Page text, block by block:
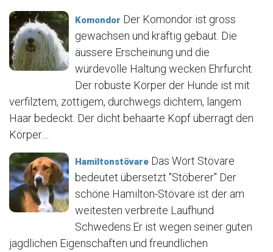
Komondor Der Komondor ist gross
gewachsen und kräftig gebaut. Die
äussere Erscheinung und die
würdevolle Haltung wecken Ehrfurcht.
Der robuste Körper der Hunde ist mit
verfilztem, zottigem, durchwegs dichtem, langem
Haar bedeckt. Der dicht behaarte Kopf überragt den
Körper....
Hamiltonstövare Das Wort Stövare
bedeutet übersetzt "Stöberer" Der
schöne Hamilton-Stövare ist der am
weitesten verbreite Laufhund
Schwedens.Er ist wegen seiner guten
jagdlichen Eigenschaften und freundlichen